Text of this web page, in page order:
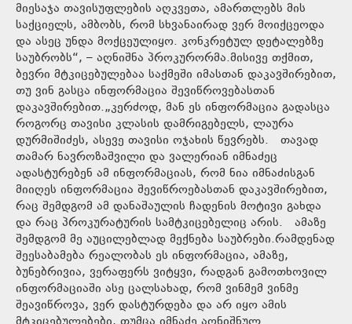
მიესაჯა თავისუფლების აღკვეთა, ამართლებს მის
საქციელს, ამბობს, რომ სხვანაირად ვერ მოიქცეოდა
და ასეც უნდა მოქცეულიყო. კონკრეტულ დეტალებზე
საუბრობს“, – აღნიშნა პროკურორმა.მისივე თქმით,
ბევრი მტკიცებულებაა საქმეში იმასთან დაკავშირებით,
თუ ვინ გასცა ინფორმაცია შევიწროვებასთან
დაკავშირებით.„კერძოდ, მან ეს ინფორმაცია გადასცა
როგორც თავისი კლასის დამრიგებელს, ლაურა
დურმიშიძეს, ასევე თავისი ოჯახის წევრებს. თავად
თამარ ნავროზაშვილი და ვალერიან იმნაძეც
ადასტურებენ ამ ინფორმაციას, რომ ნია იმნაძისგან
მიიღეს ინფორმაცია შევიწროებასთან დაკავშირებით,
რაც შემდგომ ამ დანაშაულის ჩადენის მოტივი გახდა
და რაც პროკურატურის სამტკიცებელიც არის. ამაზე
შემდგომ მე აუცილებლად მექნება საუბრები.რამდენად
შეესაბამება რეალობას ეს ინფორმაცია, ამაზე,
ბუნებრივია, ვერაფერს ვიტყვი, რადგან გამოთხოვილ
ინფორმაციაში ასე ცალსახად, რომ ვინმემ ვინმე
შეავიწროვა, ვერ დასტურდება და არ იყო ამის